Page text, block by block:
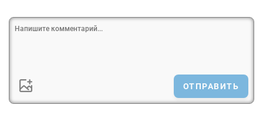
ОТПРАВИТЬ